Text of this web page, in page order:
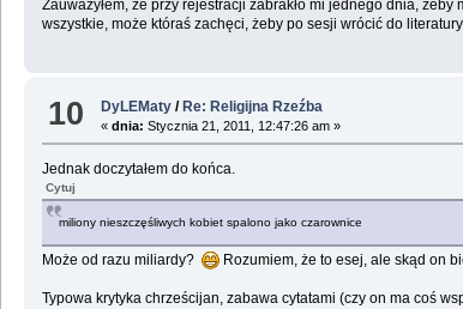
Zauważyłem, że przy rejestracji zabrakło mi jednego dnia,
wszystkie, może któraś zachęci, żeby po sesji wrócić do literatury
10 DyLEMaty / Re: Religijna Rzeźba
«dnia: Stycznia 21, 2011, 12:47:26 am »
Jednak doczytałem do końca.
Cytuj
miliony nieszczęśliwych kobiet spalono jako czarownice
Może od razu miliardy? Rozumiem, że to esej, ale skąd on
Typowa krytyka chrześcijan, zabawa cytatami (czy on ma coś